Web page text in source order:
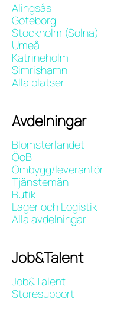
Alingsås
Göteborg
Stockholm (Solna)
Umeå
Katrineholm
Simrishamn
Alla platser
Avdelningar
Blomsterlandet
ÖoB
Ombygg/leverantör
Tjänstemän
Butik
Lager och Logistik
Alla avdelningar
Job&Talent
Job&Talent
Storesupport